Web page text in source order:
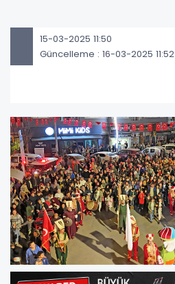
15-03-2025 11:50
Güncelleme : 16-03-2025 11:52